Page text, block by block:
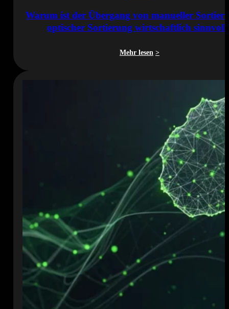
Warum ist der Übergang von manueller
optischer Sortierung wirtschaftlich
Mehr lesen